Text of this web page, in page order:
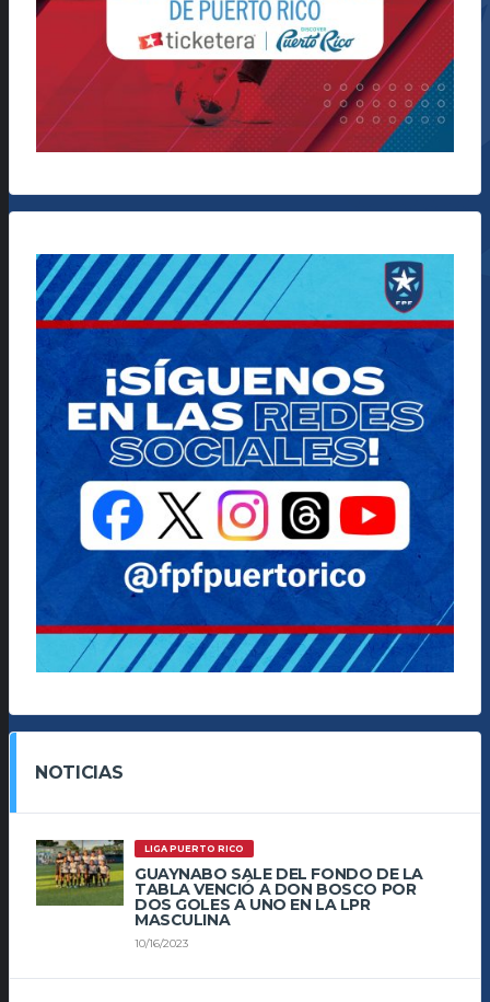
NOTICIAS
LIGA PUERTO RICO
GUAYNABO SALE DEL FONDO DE LA
TABLA VENCIÓ A DON BOSCO POR
DOS GOLES A UNO EN LA LPR
MASCULINA
10/16/2023